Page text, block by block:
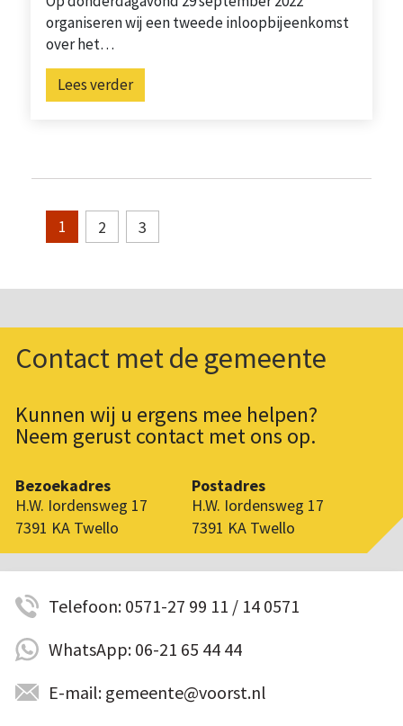
organiseren wij een tweede inloopbijeenkomst
over het…
Lees verder
1 2 3
Contact met de gemeente
Kunnen wij u ergens mee helpen?
Neem gerust contact met ons op.
Bezoekadres
H.W. Iordensweg 17
7391 KA Twello
Postadres
H.W. Iordensweg 17
7391 KA Twello
Telefoon: 0571-27 99 11 / 14 0571
WhatsApp: 06-21 65 44 44
E-mail: gemeente@voorst.nl